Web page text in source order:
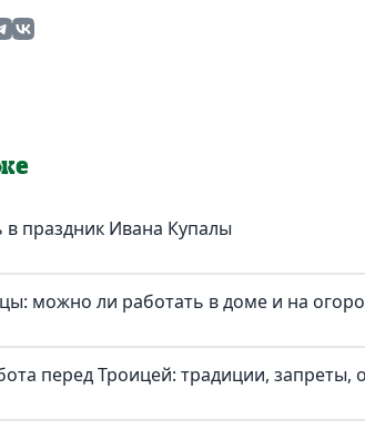
в праздник Ивана Купалы
можно ли работать в доме и на
перед Троицей: традиции, запреты,